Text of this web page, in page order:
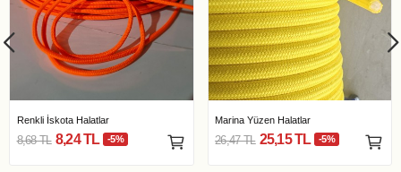
Renkli İskota Halatlar
8,68 TL 8,24 TL -5%
Marina Yüzen Halatlar
26,47 TL 25,15 TL -5%